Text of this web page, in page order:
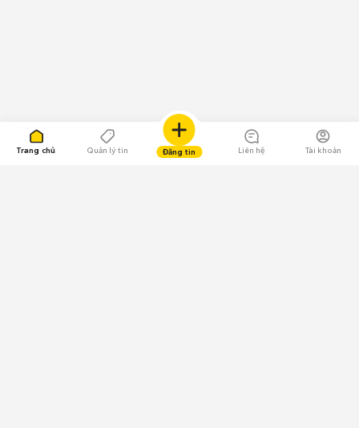
Trang chủ Quản lý tin Đăng tin Liên hệ Tài khoản